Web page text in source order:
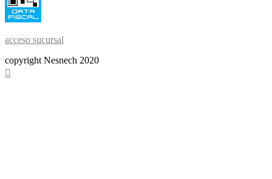
acceso sucursal
copyright Nesnech 2020
Scroll